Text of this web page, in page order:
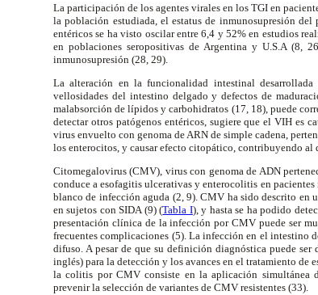
La participación de los agentes virales en los TGI en
la población estudiada, el estatus de inmunosupresión
entéricos se ha visto oscilar entre 6,4 y 52% en estudios
en poblaciones seropositivas de Argentina y U.S.A (8,
inmunosupresión (28, 29).
La alteración en la funcionalidad intestinal
vellosidades del intestino delgado y defectos de
malabsorción de lípidos y carbohidratos (17, 18), puede
detectar otros patógenos entéricos, sugiere que el VIH es
virus envuelto con genoma de ARN de simple cadena,
los enterocitos, y causar efecto citopático, contribuyendo al
Citomegalovirus (CMV), virus con genoma de ADN
conduce a esofagitis ulcerativas y enterocolitis en
blanco de infección aguda (2, 9). CMV ha sido descrito en
en sujetos con SIDA (9) (Tabla I), y hasta se ha podido
presentación clínica de la infección por CMV puede ser
frecuentes complicaciones (5). La infección en el intestino
difuso. A pesar de que su definición diagnóstica puede
inglés) para la detección y los avances en el tratamiento de
la colitis por CMV consiste en la aplicación simultánea
prevenir la selección de variantes de CMV resistentes (33).